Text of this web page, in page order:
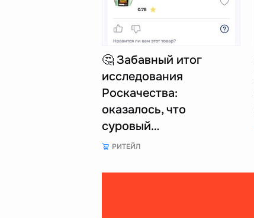
🤔 Забавный итог
исследования
Роскачества:
оказалось, что
суровый…
РИТЕЙЛ